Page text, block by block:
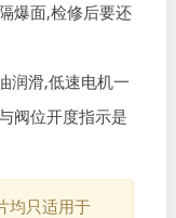
爆面,检修后要还
润滑,低速电机一
阀位开度指示是
均只适用于